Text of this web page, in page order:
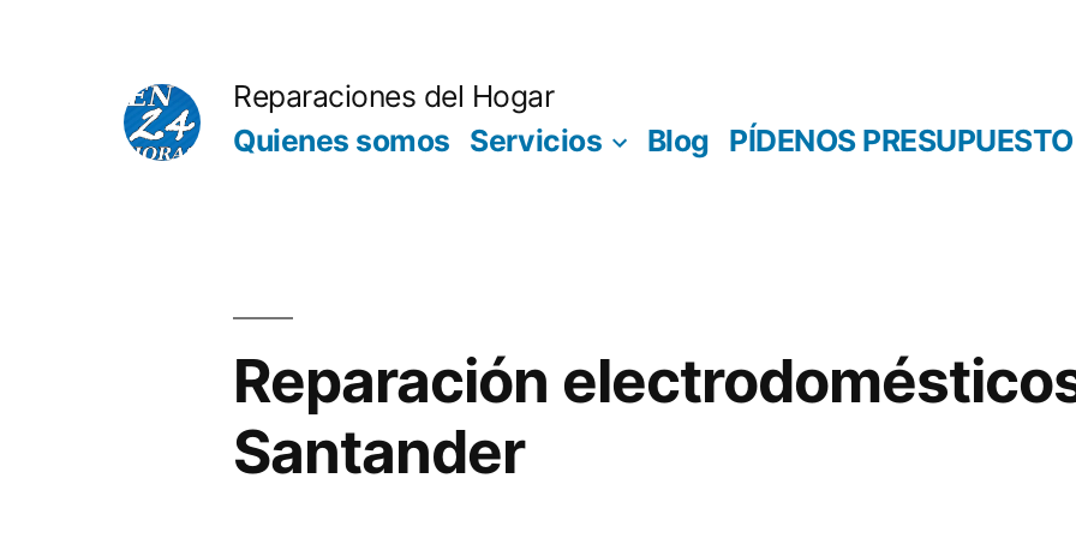
Reparaciones del Hogar
Quienes somos Servicios Blog PÍDENOS PRESUPUESTO
Reparación
Santander